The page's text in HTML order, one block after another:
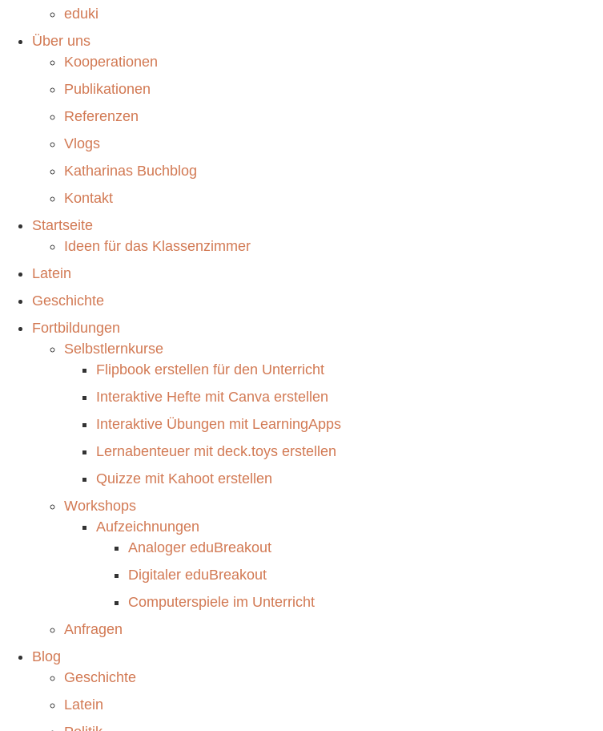
eduki
Über uns
Kooperationen
Publikationen
Referenzen
Vlogs
Katharinas Buchblog
Kontakt
Startseite
Ideen für das Klassenzimmer
Latein
Geschichte
Fortbildungen
Selbstlernkurse
Flipbook erstellen für den Unterricht
Interaktive Hefte mit Canva erstellen
Interaktive Übungen mit LearningApps
Lernabenteuer mit deck.toys erstellen
Quizze mit Kahoot erstellen
Workshops
Aufzeichnungen
Analoger eduBreakout
Digitaler eduBreakout
Computerspiele im Unterricht
Anfragen
Blog
Geschichte
Latein